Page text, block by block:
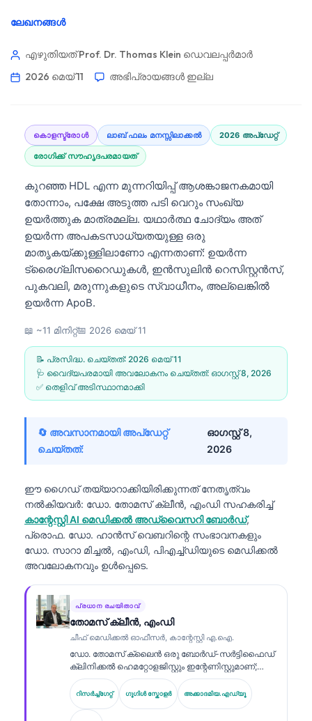
ലേഖനങ്ങൾ
എഴുതിയത് Prof. Dr. Thomas Klein ഡെവലപ്പർമാർ
2026 മെയ്‌ 11
അഭിപ്രായങ്ങൾ ഇല്ല
കൊളസ്ട്രോൾ ലാബ് ഫലം മനസ്സിലാക്കൽ 2026 അപ്‌ഡേറ്റ്
രോഗിക്ക് സൗഹൃദപരമായത്
കുറഞ്ഞ HDL എന്ന മുന്നറിയിപ്പ് ആശങ്കാജനകമായി
തോന്നാം, പക്ഷേ അടുത്ത പടി വെറും സംഖ്യ
ഉയർത്തുക മാത്രമല്ല. യഥാർത്ഥ ചോദ്യം അത്
ഉയർന്ന അപകടസാധ്യതയുള്ള ഒരു
മാതൃകയ്ക്കുള്ളിലാണോ എന്നതാണ്: ഉയർന്ന
ട്രൈഗ്ലിസറൈഡുകൾ, ഇൻസുലിൻ റെസിസ്റ്റൻസ്,
പുകവലി, മരുന്നുകളുടെ സ്വാധീനം, അല്ലെങ്കിൽ
ഉയർന്ന ApoB.
📖 ~11 മിനിറ്റ്📅 2026 മെയ്‌ 11
📝 പ്രസിദ്ധ. ചെയ്തത്: 2026 മെയ്‌ 11
🩺 വൈദ്യപരമായി അവലോകനം ചെയ്തത്: ഓഗസ്റ്റ്‌ 8, 2026
✅ തെളിവ് അടിസ്ഥാനമാക്കി
🔄 അവസാനമായി അപ്ഡേറ്റ്
ചെയ്തത്:
ഓഗസ്റ്റ്‌ 8,
2026
ഈ ഗൈഡ് തയ്യാറാക്കിയിരിക്കുന്നത് നേതൃത്വം
നൽകിയവർ: ഡോ. തോമസ് ക്ലീൻ, എംഡി സഹകരിച്ച്
കാന്റേസ്റ്റി AI മെഡിക്കൽ അഡ്വൈസറി ബോർഡ്,
പ്രൊഫ. ഡോ. ഹാൻസ് വെബറിന്റെ സംഭാവനകളും
ഡോ. സാറാ മിച്ചൽ, എംഡി, പിഎച്ച്ഡിയുടെ മെഡിക്കൽ
അവലോകനവും ഉൾപ്പെടെ.
പ്രധാന രചയിതാവ്
തോമസ് ക്ലീൻ, എംഡി
ചീഫ് മെഡിക്കൽ ഓഫീസർ, കാന്റേസ്റ്റി എ.ഐ.
ഡോ. തോമസ് ക്ലൈൻ ഒരു ബോർഡ്-സർട്ടിഫൈഡ്
ക്ലിനിക്കൽ ഹെമറ്റോളജിസ്റ്റും ഇന്റേണിസ്റ്റുമാണ്;
ലബോറട്ടറി മെഡിസിനിൽ 15 വർഷത്തിലധികം
അനുഭവവും AI സഹായത്തോടെ ക്ലിനിക്കൽ
വിശകലനത്തിൽ വിദഗ്ധതയും അദ്ദേഹത്തിനുണ്ട്.
Kantesti AI-യിലെ ചീഫ് മെഡിക്കൽ ഓഫീസറായി,
റിസർച്ച്ഗേറ്റ് ഗൂഗിൾ സ്കോളർ അക്കാദമിയ.എഡ്യൂ